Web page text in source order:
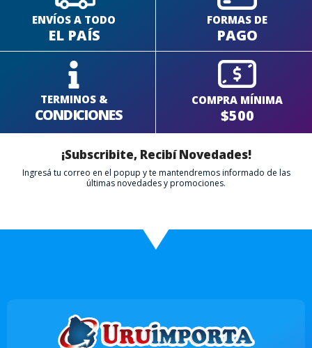
ENVÍOS A TODO
EL PAÍS
FORMAS DE
PAGO
TERMINOS &
CONDICIONES
COMPRA MÍNIMA
$500
¡Subscribite, Recibí Novedades!
Ingresá tu correo en el popup y te mantendremos informado de las
últimas novedades y promociones.